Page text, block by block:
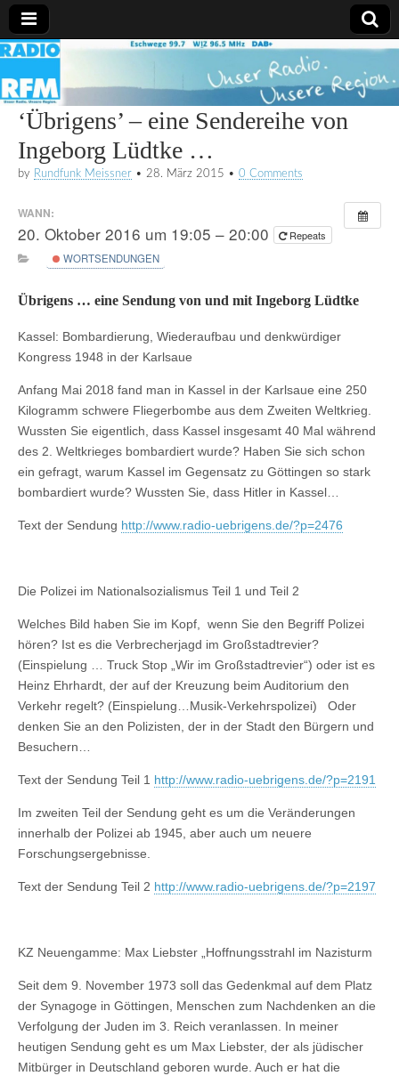
Radio
RFM
‘Übrigens’ – eine Sendereihe von
Ingeborg Lüdtke …
by Rundfunk Meissner • 28. März 2015 • 0 Comments
WANN:
20. Oktober 2016 um 19:05 – 20:00
Repeats
WORTSENDUNGEN
Übrigens … eine Sendung von und mit Ingeborg Lüdtke
Kassel: Bombardierung, Wiederaufbau und denkwürdiger
Kongress 1948 in der Karlsaue
Anfang Mai 2018 fand man in Kassel in der Karlsaue eine 250
Kilogramm schwere Fliegerbombe aus dem Zweiten Weltkrieg.
Wussten Sie eigentlich, dass Kassel insgesamt 40 Mal während
des 2. Weltkrieges bombardiert wurde? Haben Sie sich schon
ein gefragt, warum Kassel im Gegensatz zu Göttingen so stark
bombardiert wurde? Wussten Sie, dass Hitler in Kassel…
Text der Sendung http://www.radio-uebrigens.de/?p=2476
Die Polizei im Nationalsozialismus Teil 1 und Teil 2
Welches Bild haben Sie im Kopf, wenn Sie den Begriff Polizei
hören? Ist es die Verbrecherjagd im Großstadtrevier?
(Einspielung … Truck Stop „Wir im Großstadtrevier“) oder ist es
Heinz Ehrhardt, der auf der Kreuzung beim Auditorium den
Verkehr regelt? (Einspielung…Musik-Verkehrspolizei) Oder
denken Sie an den Polizisten, der in der Stadt den Bürgern und
Besuchern…
Text der Sendung Teil 1 http://www.radio-uebrigens.de/?p=2191
Im zweiten Teil der Sendung geht es um die Veränderungen
innerhalb der Polizei ab 1945, aber auch um neuere
Forschungsergebnisse.
Text der Sendung Teil 2 http://www.radio-uebrigens.de/?p=2197
KZ Neuengamme: Max Liebster „Hoffnungsstrahl im Nazisturm
Seit dem 9. November 1973 soll das Gedenkmal auf dem Platz
der Synagoge in Göttingen, Menschen zum Nachdenken an die
Verfolgung der Juden im 3. Reich veranlassen. In meiner
heutigen Sendung geht es um Max Liebster, der als jüdischer
Mitbürger in Deutschland geboren wurde. Auch er hat die